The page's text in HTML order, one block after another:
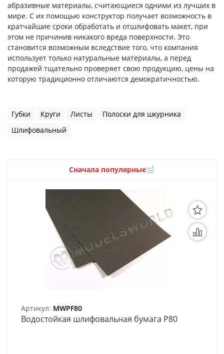
3D Модели
Модели из бумаги
Аэрографы и компрессоры
Инструмент для моделиста
Литература для моделиста
Специальные товары
Торговое оборудование
Товары для школы
Модульное рабочее место
Органайзеры
Полки под краску
Деревянные ламели
абразивные материалы, считающиеся одними из лучших в
мире. С их помощью конструктор получает возможность в
кратчайшие сроки обработать и отшлифовать макет, при
этом не причинив никакого вреда поверхности. Это
становится возможным вследствие того, что компания
использует только натуральные материалы, а перед
продажей тщательно проверяет свою продукцию, цены на
которую традиционно отличаются демократичностью.
Губки Круги Листы
Полоски для шкурника
Шлифовальный
Сначала популярные
Артикул: MWPF80
Bодостойкая шлифовальная бумага P80